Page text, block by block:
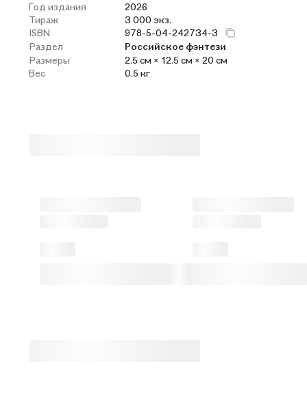
Год издания
2026
Тираж
3 000 экз.
ISBN
978-5-04-242734-3
Раздел
Российское фэнтези
Размеры
2.5 см × 12.5 см × 20 см
Вес
0.5 кг